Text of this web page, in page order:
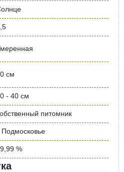
см
- 40 см
питомник
Подмосковье
%